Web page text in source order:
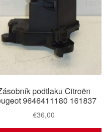
podtlaku Citroën
9646411180 161837
€36,00